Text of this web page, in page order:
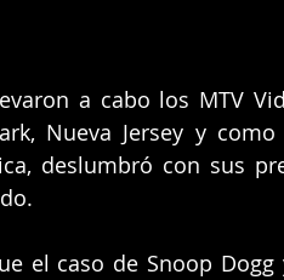
a cabo los MTV
Nueva Jersey y
deslumbró con sus
el caso de Snoop